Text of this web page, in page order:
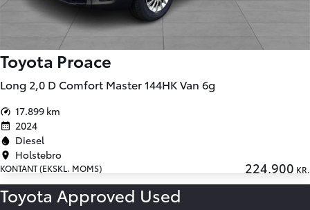
Toyota Proace
Long 2,0 D Comfort Master 144HK Van 6g
17.899 km
2024
Diesel
Holstebro
KONTANT (EKSKL. MOMS) 224.900 KR.
Toyota Approved Used